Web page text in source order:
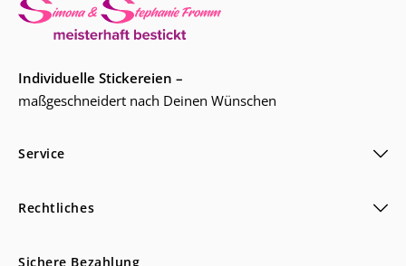
Individuelle Stickereien –
maßgeschneidert nach Deinen Wünschen
Service
Rechtliches
Sichere Bezahlung